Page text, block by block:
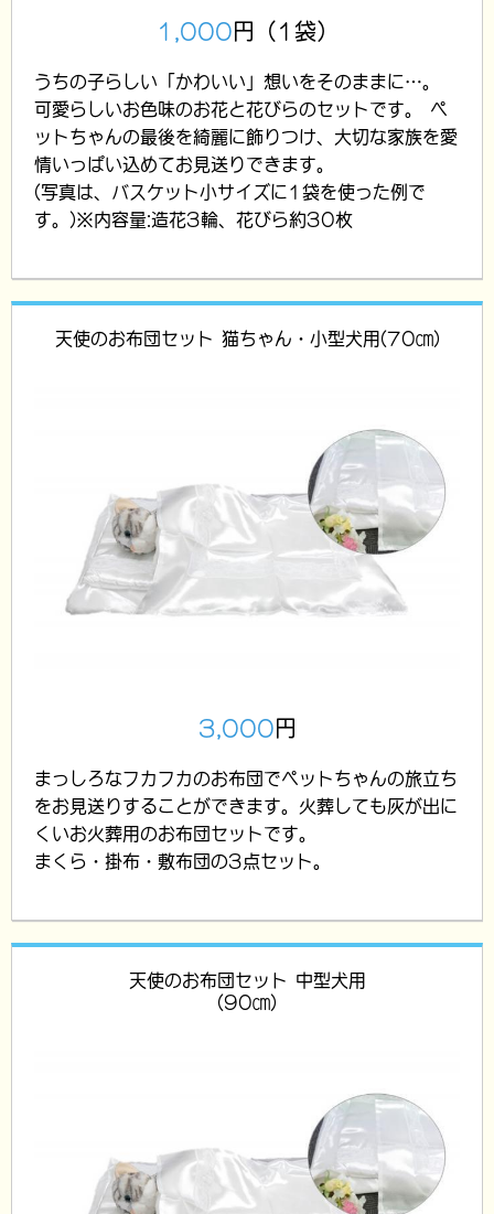
1,000 円（1袋）
うちの子らしい「かわいい」想いをそのままに…。
可愛らしいお色味のお花と花びらのセットです。 ペ
ットちゃんの最後を綺麗に飾りつけ、大切な家族を愛
情いっぱい込めてお見送りできます。
(写真は、バスケット小サイズに1袋を使った例で
す。)※内容量:造花3輪、花びら約30枚
天使のお布団セット 猫ちゃん・小型犬用(70㎝)
3,000 円
まっしろなフカフカのお布団でペットちゃんの旅立ち
をお見送りすることができます。火葬しても灰が出に
くいお火葬用のお布団セットです。
まくら・掛布・敷布団の3点セット。
天使のお布団セット 中型犬用
(90㎝)